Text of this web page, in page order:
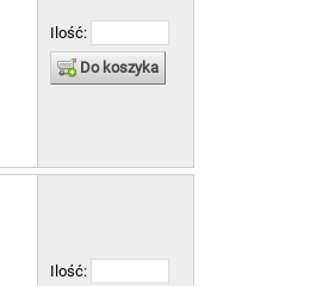
Ilość:
Do koszyka
Ilość: